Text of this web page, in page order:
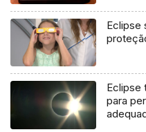
Eclipse
Eclipse
para